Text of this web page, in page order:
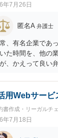
年7月26日
匿名A 弁護士
、有名企業であ
た時間を、他の
、かえって良い
用Webサービ
書作成・リーガルチ
年7月18日